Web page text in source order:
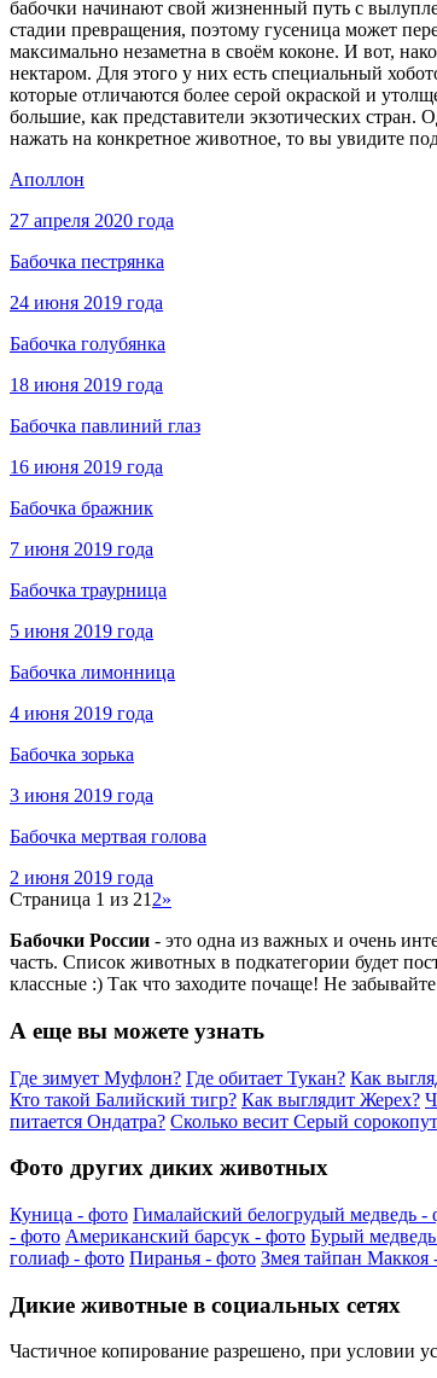
бабочки начинают свой жизненный путь с
стадии превращения, поэтому гусеница может
максимально незаметна в своём коконе. И вот,
нектаром. Для этого у них есть специальный
которые отличаются более серой окраской и
большие, как представители экзотических
нажать на конкретное животное, то вы увидите
Аполлон
27 апреля 2020 года
Бабочка пестрянка
24 июня 2019 года
Бабочка голубянка
18 июня 2019 года
Бабочка павлиний глаз
16 июня 2019 года
Бабочка бражник
7 июня 2019 года
Бабочка траурница
5 июня 2019 года
Бабочка лимонница
4 июня 2019 года
Бабочка зорька
3 июня 2019 года
Бабочка мертвая голова
2 июня 2019 года
Страница 1 из 21 2»
Бабочки России - это одна из важных и очень
часть. Список животных в подкатегории будет
классные :) Так что заходите почаще! Не
А еще вы можете узнать
Где зимует Муфлон? Где обитает Тукан? Как
Кто такой Балийский тигр? Как выглядит Жерех?
питается Ондатра? Сколько весит Серый
Фото других диких животных
Куница - фото Гималайский белогрудый медведь -
- фото Американский барсук - фото Бурый
голиаф - фото Пиранья - фото Змея тайпан Маккоя
Дикие животные в социальных сетях
Частичное копирование разрешено, при условии